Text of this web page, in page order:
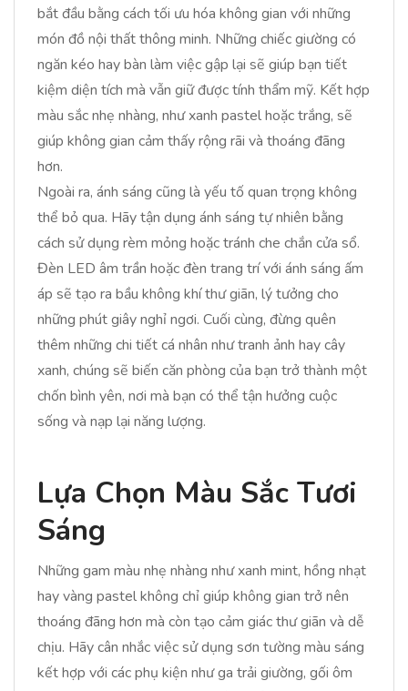
bắt đầu bằng cách tối ưu hóa không gian với những
món đồ nội thất thông minh. Những chiếc giường có
ngăn kéo hay bàn làm việc gập lại sẽ giúp bạn tiết
kiệm diện tích mà vẫn giữ được tính thẩm mỹ. Kết hợp
màu sắc nhẹ nhàng, như xanh pastel hoặc trắng, sẽ
giúp không gian cảm thấy rộng rãi và thoáng đãng
hơn.
Ngoài ra, ánh sáng cũng là yếu tố quan trọng không
thể bỏ qua. Hãy tận dụng ánh sáng tự nhiên bằng
cách sử dụng rèm mỏng hoặc tránh che chắn cửa sổ.
Đèn LED âm trần hoặc đèn trang trí với ánh sáng ấm
áp sẽ tạo ra bầu không khí thư giãn, lý tưởng cho
những phút giây nghỉ ngơi. Cuối cùng, đừng quên
thêm những chi tiết cá nhân như tranh ảnh hay cây
xanh, chúng sẽ biến căn phòng của bạn trở thành một
chốn bình yên, nơi mà bạn có thể tận hưởng cuộc
sống và nạp lại năng lượng.
Lựa Chọn Màu Sắc Tươi
Sáng
Những gam màu nhẹ nhàng như xanh mint, hồng nhạt
hay vàng pastel không chỉ giúp không gian trở nên
thoáng đãng hơn mà còn tạo cảm giác thư giãn và dễ
chịu. Hãy cân nhắc việc sử dụng sơn tường màu sáng
kết hợp với các phụ kiện như ga trải giường, gối ôm